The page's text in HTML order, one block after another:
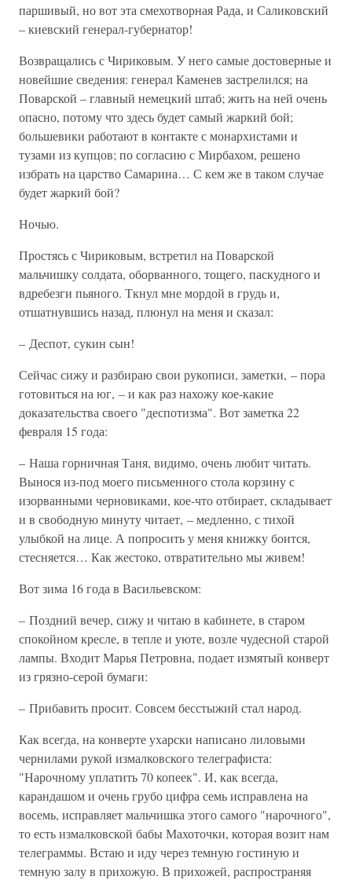
паршивый, но вот эта смехотворная Рада, и Саликовский
– киевский генерал-губернатор!
Возвращались с Чириковым. У него самые достоверные и
новейшие сведения: генерал Каменев застрелился; на
Поварской – главный немецкий штаб; жить на ней очень
опасно, потому что здесь будет самый жаркий бой;
большевики работают в контакте с монархистами и
тузами из купцов; по согласию с Мирбахом, решено
избрать на царство Самарина… С кем же в таком случае
будет жаркий бой?
Ночью.
Простясь с Чириковым, встретил на Поварской
мальчишку солдата, оборванного, тощего, паскудного и
вдребезги пьяного. Ткнул мне мордой в грудь и,
отшатнувшись назад, плюнул на меня и сказал:
– Деспот, сукин сын!
Сейчас сижу и разбираю свои рукописи, заметки, – пора
готовиться на юг, – и как раз нахожу кое-какие
доказательства своего "деспотизма". Вот заметка 22
февраля 15 года:
– Наша горничная Таня, видимо, очень любит читать.
Вынося из-под моего письменного стола корзину с
изорванными черновиками, кое-что отбирает, складывает
и в свободную минуту читает, – медленно, с тихой
улыбкой на лице. А попросить у меня книжку боится,
стесняется… Как жестоко, отвратительно мы живем!
Вот зима 16 года в Васильевском:
– Поздний вечер, сижу и читаю в кабинете, в старом
спокойном кресле, в тепле и уюте, возле чудесной старой
лампы. Входит Марья Петровна, подает измятый конверт
из грязно-серой бумаги:
– Прибавить просит. Совсем бесстыжий стал народ.
Как всегда, на конверте ухарски написано лиловыми
чернилами рукой измалковского телеграфиста:
"Нарочному уплатить 70 копеек". И, как всегда,
карандашом и очень грубо цифра семь исправлена на
восемь, исправляет мальчишка этого самого "нарочного",
то есть измалковской бабы Махоточки, которая возит нам
телеграммы. Встаю и иду через темную гостиную и
темную залу в прихожую. В прихожей, распространяя